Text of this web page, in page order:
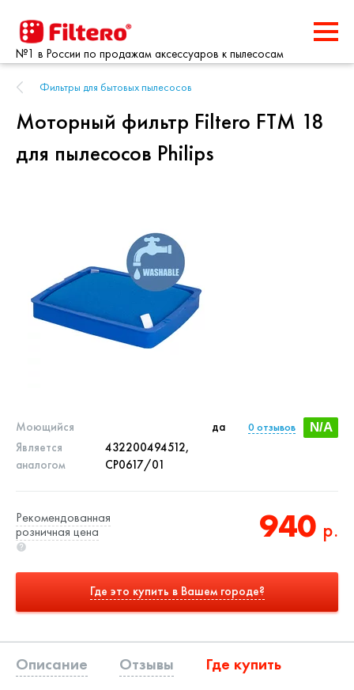
№1 в России по продажам аксессуаров к пылесосам
Фильтры для бытовых пылесосов
Моторный фильтр Filtero FTM 18
для пылесосов Philips
Моющийся
да
Является
аналогом
432200494512,
CP0617/01
N/A
0 отзывов
940 р.
Рекомендованная
розничная цена
Где это купить в Вашем городе?
Описание Отзывы
Где купить